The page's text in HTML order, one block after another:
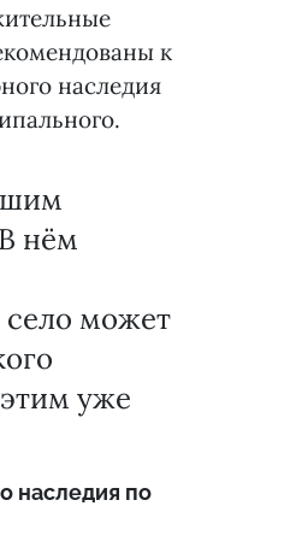
к
наследия
нём
село может
уже
наследия по